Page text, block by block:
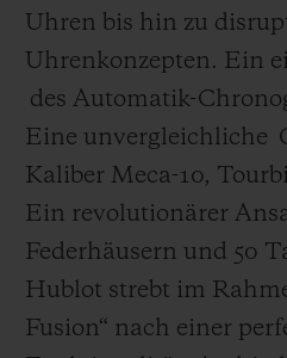
Uhren bis hin zu
Uhrenkonzepten. Ein
des Automatik-
Eine unvergleichliche
Kaliber Meca-10,
Ein revolutionärer
Federhäusern und 50
Hublot strebt im
Fusion“ nach einer